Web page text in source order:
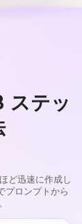
ステッ
ど迅速に作成し
プロンプトから